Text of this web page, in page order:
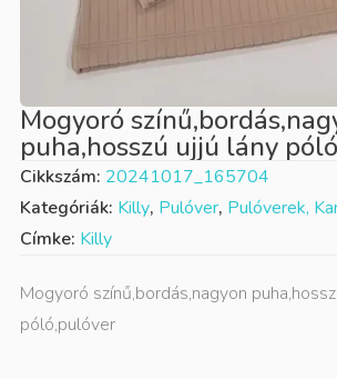
Mogyoró
puha,hosszú ujjú lány
Cikkszám: 20241017_165704
Kategóriák: Killy, Pulóver, Pulóverek,
Címke: Killy
Mogyoró színű,bordás,nagyon
póló,pulóver